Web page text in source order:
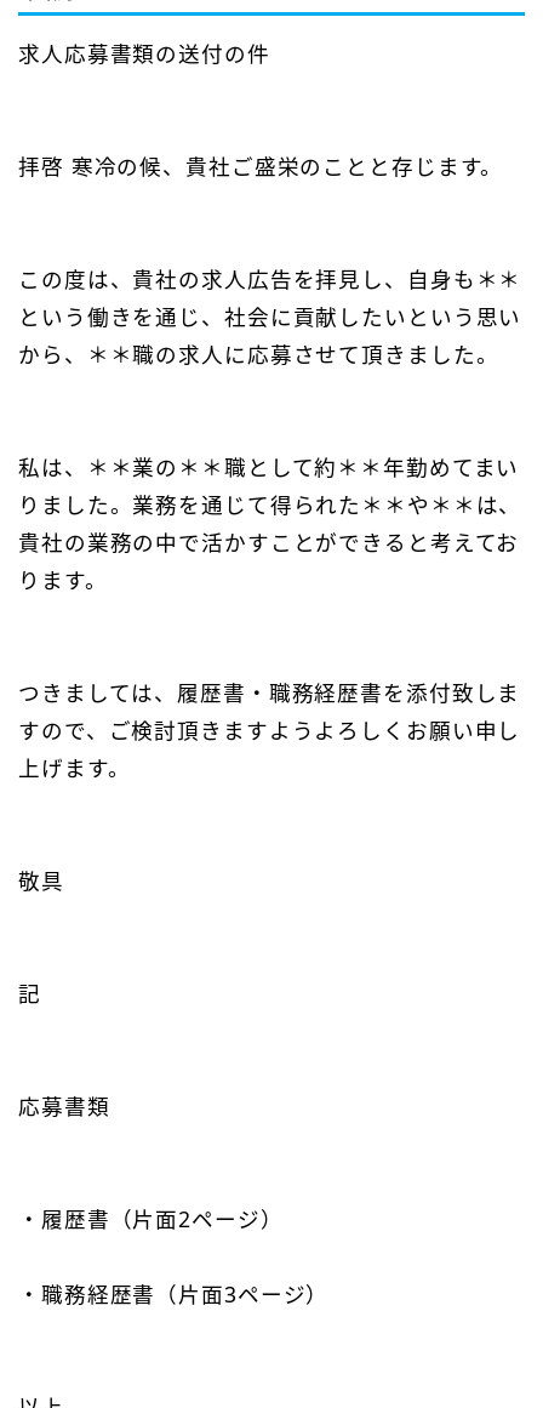
求人応募書類の送付の件
拝啓 寒冷の候、貴社ご盛栄のことと存じます。
この度は、貴社の求人広告を拝見し、自身も＊＊
という働きを通じ、社会に貢献したいという思い
から、＊＊職の求人に応募させて頂きました。
私は、＊＊業の＊＊職として約＊＊年勤めてまい
りました。業務を通じて得られた＊＊や＊＊は、
貴社の業務の中で活かすことができると考えてお
ります。
つきましては、履歴書・職務経歴書を添付致しま
すので、ご検討頂きますようよろしくお願い申し
上げます。
敬具
記
応募書類
・履歴書（片面2ページ）
・職務経歴書（片面3ページ）